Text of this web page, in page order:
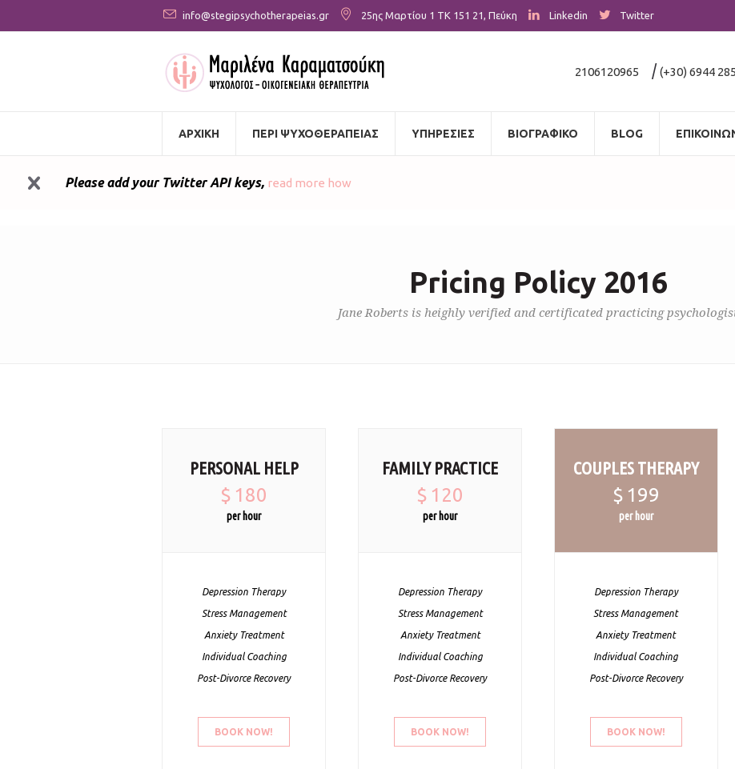
info@stegipsychotherapeias.gr 25ης Μαρτίου 1 ΤΚ 151 21, Πεύκη Linkedin Twitter
2106120965 |(+30) 6944
ΑΡΧΙΚΗ ΠΕΡΙ ΨΥΧΟΘΕΡΑΠΕΙΑΣ ΥΠΗΡΕΣΙΕΣ ΒΙΟΓΡΑΦΙΚΟ BLOG
Please add your Twitter API keys, read more how
Pricing Policy 2016
Jane Roberts is heighly verified and certificated practicing
PERSONAL HELP
$ 180
per hour
Depression Therapy
Stress Management
Anxiety Treatment
Individual Coaching
Post-Divorce Recovery
BOOK NOW!
FAMILY PRACTICE
$ 120
per hour
Depression Therapy
Stress Management
Anxiety Treatment
Individual Coaching
Post-Divorce Recovery
BOOK NOW!
COUPLES THERAPY
$ 199
per hour
Depression Therapy
Stress Management
Anxiety Treatment
Individual Coaching
Post-Divorce Recovery
BOOK NOW!